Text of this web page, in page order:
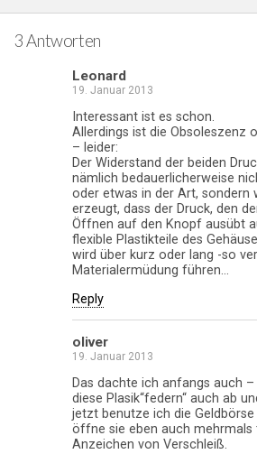
3 Antworten
Leonard
19. Januar 2013
Interessant ist es schon.
Allerdings ist die Obsoleszenz
– leider:
Der Widerstand der beiden
nämlich bedauerlicherweise
oder etwas in der Art, sondern
erzeugt, dass der Druck, den
Öffnen auf den Knopf ausübt
flexible Plastikteile des
wird über kurz oder lang -so
Materialermüdung führen…
Reply
oliver
19. Januar 2013
Das dachte ich anfangs auch
diese Plasik“federn“ auch ab
jetzt benutze ich die
öffne sie eben auch mehrmals
Anzeichen von Verschleiß.